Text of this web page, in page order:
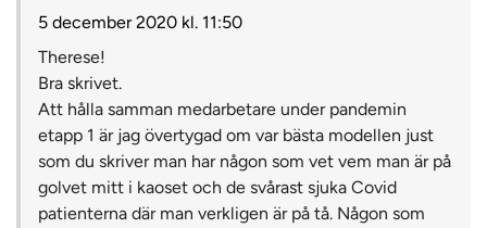
5 december 2020 kl. 11:50
Therese!
Bra skrivet.
Att hålla samman medarbetare under pandemin
etapp 1 är jag övertygad om var bästa modellen just
som du skriver man har någon som vet vem man är på
golvet mitt i kaoset och de svårast sjuka Covid
patienterna där man verkligen är på tå. Någon som